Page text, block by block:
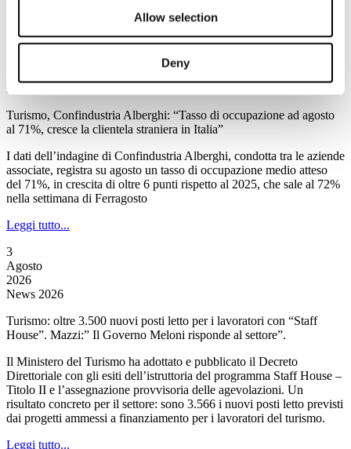
Allow selection
Deny
Turismo, Confindustria Alberghi: “Tasso di occupazione ad agosto
al 71%, cresce la clientela straniera in Italia”
I dati dell’indagine di Confindustria Alberghi, condotta tra le aziende
associate, registra su agosto un tasso di occupazione medio atteso
del 71%, in crescita di oltre 6 punti rispetto al 2025, che sale al 72%
nella settimana di Ferragosto
Leggi tutto...
3
Agosto
2026
News 2026
Turismo: oltre 3.500 nuovi posti letto per i lavoratori con “Staff
House”. Mazzi:” Il Governo Meloni risponde al settore”.
Il Ministero del Turismo ha adottato e pubblicato il Decreto
Direttoriale con gli esiti dell’istruttoria del programma Staff House –
Titolo II e l’assegnazione provvisoria delle agevolazioni. Un
risultato concreto per il settore: sono 3.566 i nuovi posti letto previsti
dai progetti ammessi a finanziamento per i lavoratori del turismo.
Leggi tutto...